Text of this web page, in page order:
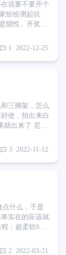
说要不要开个
纷纷测起抗
阴性。开奖失
凌晨大概5、6
还是好冷 不
服。看着身旁
单了 八点多，
1 2022-12-25
三脚架，怎么
就出来了 尼康
3 2022-11-12
点什么，于是
实在的应该就
里的鸡蛋大概
2 2022-03-21